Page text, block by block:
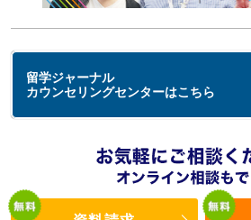
留学ジャーナル
カウンセリングセンターはこちら